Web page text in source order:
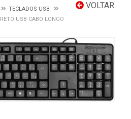
VOLTAR
TECLADOS USB
USB CABO LONGO